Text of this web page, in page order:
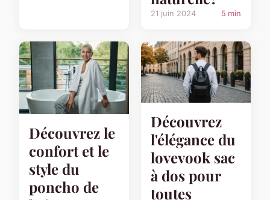
21 juin 2024 5 min
Découvrez le
confort et le
style du
poncho de
Découvrez
l'élégance du
lovevook sac
à dos pour
toutes